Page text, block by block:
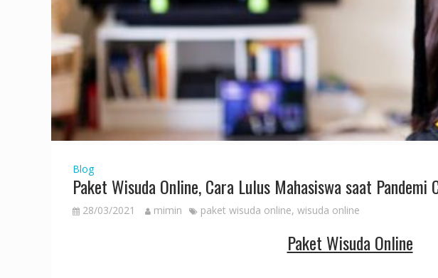
Blog
Paket Wisuda Online, Cara Lulus Mahasiswa saat Pandemi
28/03/2021 mimin paket wisuda online, wisuda online
Paket Wisuda Online